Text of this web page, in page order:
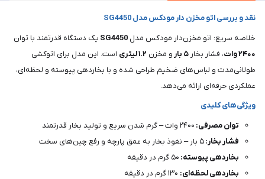
نقد و بررسی اتو مخزن دار مودکس مدل SG4450
خلاصه سریع: اتو مخزن‌دار مودکس مدل SG4450 یک دستگاه قدرتمند با توان
۲۴۰۰وات، فشار بخار ۵ بار و مخزن ۱.۲ لیتری
است. این مدل برای اتوکشی
طولانی‌مدت و لباس‌های ضخیم طراحی شده و با بخاردهی پیوسته و لحظه‌ای،
عملکردی حرفه‌ای ارائه می‌دهد.
ویژگی‌های کلیدی
توان مصرفی: ۲۴۰۰ وات – گرم شدن سریع و تولید بخار قدرتمند
فشار بخار:۵ بار – نفوذ بخار به عمق پارچه و رفع چین‌های سخت
بخاردهی پیوسته: ۵۰ گرم در دقیقه
بخاردهی لحظه‌ای: